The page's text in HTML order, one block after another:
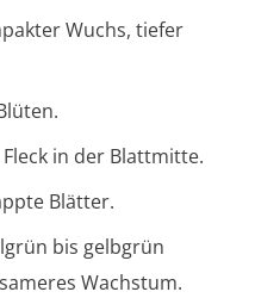
Wuchs, tiefer
in der Blattmitte.
Blätter.
bis gelbgrün
Wachstum.